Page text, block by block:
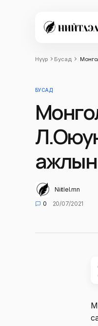
Нүүр Бусад
БУСАД
ажлын
Niitlel.mn
0
20/07/2021